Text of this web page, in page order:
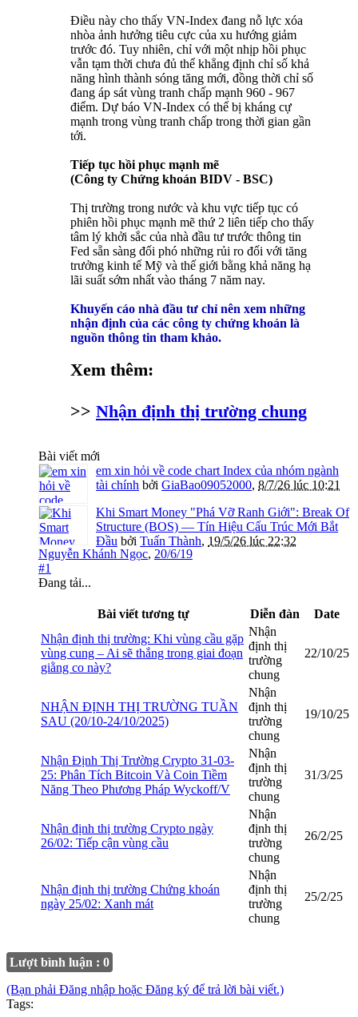
Điều này cho thấy VN-Index đang nỗ lực xóa
nhòa ảnh hưởng tiêu cực của xu hướng giảm
trước đó. Tuy nhiên, chỉ với một nhịp hồi phục
vẫn tạm thời chưa đủ thể khẳng định chỉ số khả
năng hình thành sóng tăng mới, đồng thời chỉ số
đang áp sát vùng tranh chấp mạnh 960 - 967
điểm. Dự báo VN-Index có thể bị kháng cự
mạnh trong vùng tranh chấp trong thời gian gần
tới.
Tiếp tục hồi phục mạnh mẽ
(Công ty Chứng khoán BIDV - BSC)
Thị trường trong nước và khu vực tiếp tục có
phiên hồi phục mạnh mẽ thứ 2 liên tiếp cho thấy
tâm lý khởi sắc của nhà đầu tư trước thông tin
Fed sẵn sàng đối phó những rủi ro đối với tăng
trưởng kinh tế Mỹ và thế giới bằng khả năng hạ
lãi suất sớm nhất vào tháng 7 năm nay.
Khuyến cáo nhà đầu tư chỉ nên xem những
nhận định của các công ty chứng khoán là
nguồn thông tin tham khảo.
Xem thêm:
>> Nhận định thị trường chung
Bài viết mới
em xin hỏi về code chart Index của nhóm ngành
tài chính bởi GiaBao09052000, 8/7/26 lúc 10:21
Khi Smart Money "Phá Vỡ Ranh Giới": Break Of
Structure (BOS) — Tín Hiệu Cấu Trúc Mới Bắt
Đầu bởi Tuấn Thành, 19/5/26 lúc 22:32
Nguyễn Khánh Ngọc, 20/6/19
#1
Đang tải...
Bài viết tương tự Diễn đàn
Date
Nhận định thị trường: Khi vùng cầu gặp
vùng cung – Ai sẽ thắng trong giai đoạn
giằng co này?
Nhận
định thị
trường
chung
22/10/25
NHẬN ĐỊNH THỊ TRƯỜNG TUẦN
SAU (20/10-24/10/2025)
Nhận
định thị
trường
chung
19/10/25
Nhận Định Thị Trường Crypto 31-03-
25: Phân Tích Bitcoin Và Coin Tiềm
Năng Theo Phương Pháp Wyckoff/V
Nhận
định thị
trường
chung
31/3/25
Nhận định thị trường Crypto ngày
26/02: Tiếp cận vùng cầu
Nhận
định thị
trường
chung
26/2/25
Nhận định thị trường Chứng khoán
ngày 25/02: Xanh mát
Nhận
định thị
trường
chung
25/2/25
Lượt bình luận : 0
(Bạn phải Đăng nhập hoặc Đăng ký để trả lời bài viết.)
Tags: